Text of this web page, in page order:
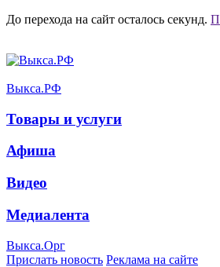
До перехода на сайт осталось секунд.
Выкса.РФ
Товары и услуги
Афиша
Видео
Медиалента
Выкса.Орг
Прислать новость Реклама на сайте